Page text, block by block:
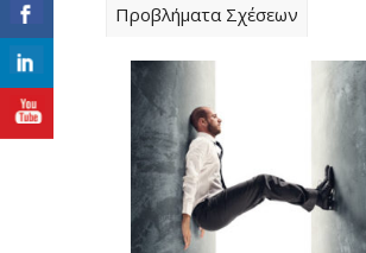
Προβλήματα Σχέσεων